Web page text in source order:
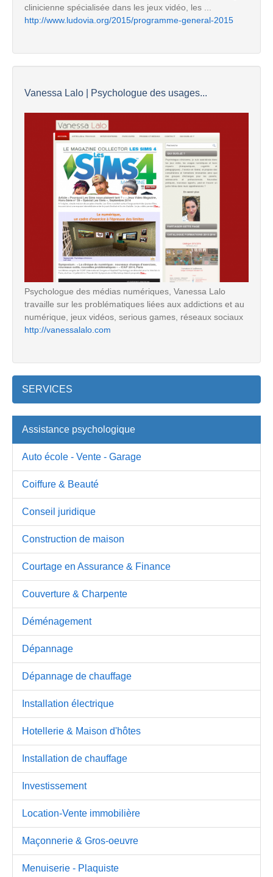
clinicienne spécialisée dans les jeux vidéo, les ...
http://www.ludovia.org/2015/programme-general-2015
Vanessa Lalo | Psychologue des usages...
Psychologue des médias numériques, Vanessa Lalo
travaille sur les problématiques liées aux addictions et au
numérique, jeux vidéos, serious games, réseaux sociaux
http://vanessalalo.com
SERVICES
Assistance psychologique
Auto école - Vente - Garage
Coiffure & Beauté
Conseil juridique
Construction de maison
Courtage en Assurance & Finance
Couverture & Charpente
Déménagement
Dépannage
Dépannage de chauffage
Installation électrique
Hotellerie & Maison d'hôtes
Installation de chauffage
Investissement
Location-Vente immobilière
Maçonnerie & Gros-oeuvre
Menuiserie - Plaquiste